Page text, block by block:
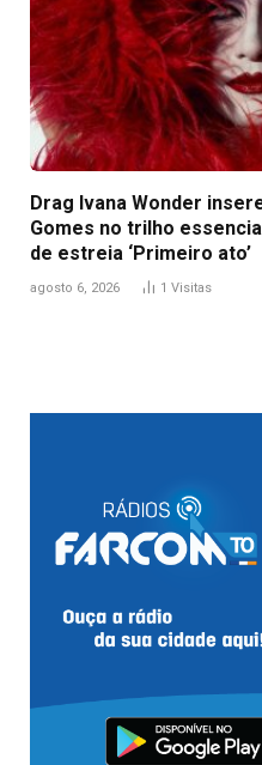
Drag Ivana Wonder
Gomes no trilho
de estreia ‘Primeiro ato’
agosto 6, 2026 1 Visitas